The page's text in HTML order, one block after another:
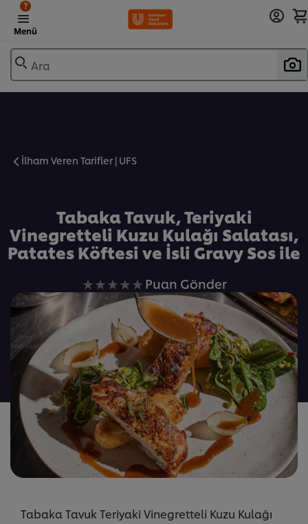
Menü
?
Ara
İlham Veren Tarifler | UFS
Tabaka Tavuk, Teriyaki
Vinegretteli Kuzu Kulağı Salatası,
Patates Köftesi ve İsli Gravy Sos ile
Bu
recipe
için
değerlendirme
gönderilmedi
Puan Gönder
Tabaka Tavuk Teriyaki Vinegretteli Kuzu Kulağı